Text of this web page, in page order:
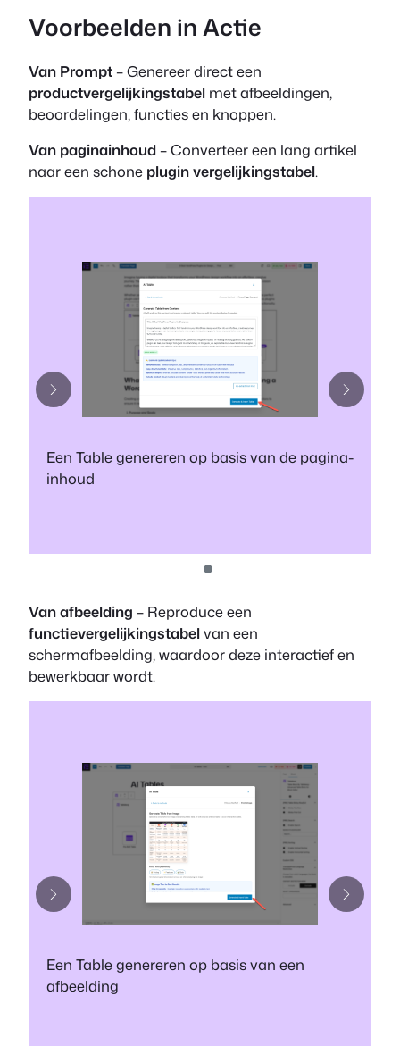
Voorbeelden in Actie
Van Prompt– Genereer direct een
productvergelijkingstabel met afbeeldingen,
beoordelingen, functies en knoppen.
Van paginainhoud– Converteer een lang artikel
naar een schone plugin vergelijkingstabel.
Een Table genereren op basis van de pagina-
inhoud
Van afbeelding – Reproduce een
functievergelijkingstabelvan een
schermafbeelding, waardoor deze interactief en
bewerkbaar wordt.
Een Table genereren op basis van een
afbeelding